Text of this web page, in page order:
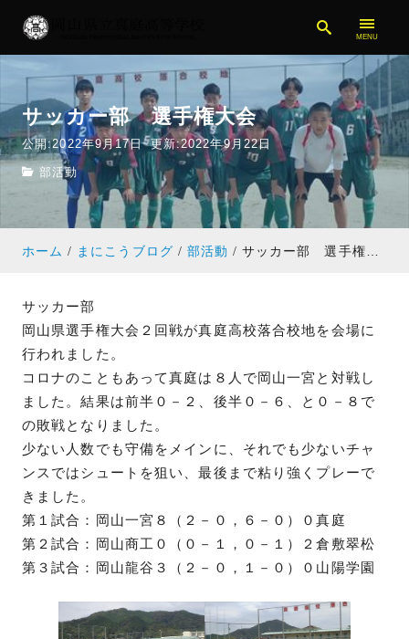
サッカー部 選手権大会
公開:2022年9月17日 更新:2022年9月22日
部活動
ホーム まにこうブログ 部活動 サッカー部 選手権大会
サッカー部
岡山県選手権大会２回戦が真庭高校落合校地を会場に
行われました。
コロナのこともあって真庭は８人で岡山一宮と対戦し
ました。結果は前半０－２、後半０－６、と０－８で
の敗戦となりました。
少ない人数でも守備をメインに、それでも少ないチャ
ンスではシュートを狙い、最後まで粘り強くプレーで
きました。
第１試合：岡山一宮８（２－０，６－０）０真庭
第２試合：岡山商工０（０－１，０－１）２倉敷翠松
第３試合：岡山龍谷３（２－０，１－０）０山陽学園